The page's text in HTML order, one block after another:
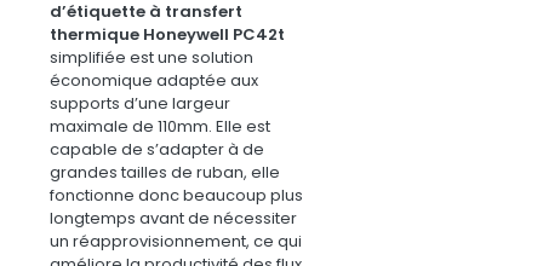
d’étiquette à transfert
thermique Honeywell PC42t
simplifiée est une solution
économique adaptée aux
supports d’une largeur
maximale de 110mm. Elle est
capable de s’adapter à de
grandes tailles de ruban, elle
fonctionne donc beaucoup plus
longtemps avant de nécessiter
un réapprovisionnement, ce qui